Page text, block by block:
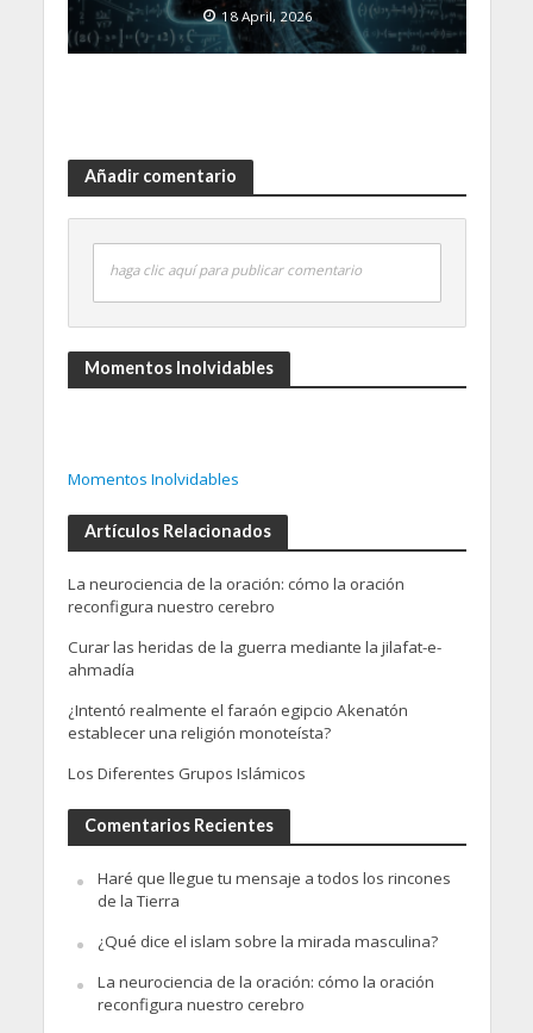
18 April, 2026
Añadir comentario
haga clic aquí para publicar comentario
Momentos Inolvidables
Momentos Inolvidables
Artículos Relacionados
La neurociencia de la oración: cómo la oración
reconfigura nuestro cerebro
Curar las heridas de la guerra mediante la jilafat-e-
ahmadía
¿Intentó realmente el faraón egipcio Akenatón
establecer una religión monoteísta?
Los Diferentes Grupos Islámicos
Comentarios Recientes
Haré que llegue tu mensaje a todos los rincones
de la Tierra
¿Qué dice el islam sobre la mirada masculina?
La neurociencia de la oración: cómo la oración
reconfigura nuestro cerebro